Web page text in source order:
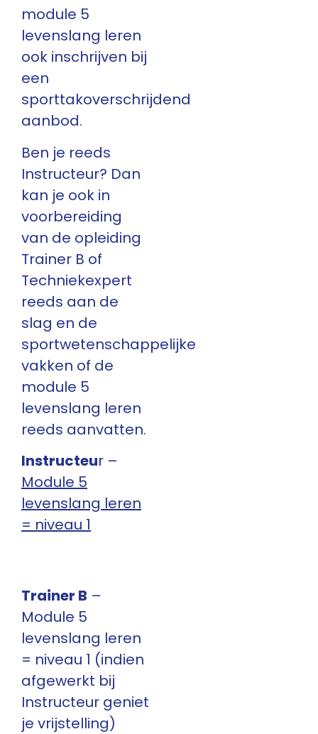
module 5
levenslang leren
ook inschrijven bij
een
sporttakoverschrijdend
aanbod.
Ben je reeds
Instructeur? Dan
kan je ook in
voorbereiding
van de opleiding
Trainer B of
Techniekexpert
reeds aan de
slag en de
sportwetenschappelijke
vakken of de
module 5
levenslang leren
reeds aanvatten.
Instructeur –
Module 5
levenslang leren
= niveau 1
Trainer B –
Module 5
levenslang leren
= niveau 1 (indien
afgewerkt bij
Instructeur geniet
je vrijstelling)